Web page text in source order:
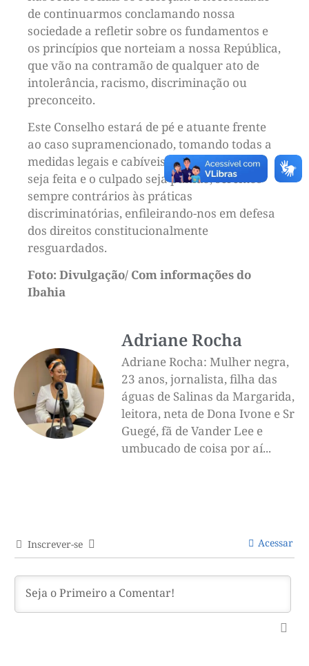
de continuarmos conclamando nossa
sociedade a refletir sobre os fundamentos e
os princípios que norteiam a nossa República,
que vão na contramão de qualquer ato de
intolerância, racismo, discriminação ou
preconceito.
Este Conselho estará de pé e atuante frente
ao caso supramencionado, tomando todas a
medidas legais e cabíveis para que a justiça
seja feita e o culpado seja punido, seremos
sempre contrários às práticas
discriminatórias, enfileirando-nos em defesa
dos direitos constitucionalmente
resguardados.
Foto: Divulgação/ Com informações do
Ibahia
Adriane Rocha
Adriane Rocha: Mulher negra,
23 anos, jornalista, filha das
águas de Salinas da Margarida,
leitora, neta de Dona Ivone e Sr
Guegé, fã de Vander Lee e
umbucado de coisa por aí...
Inscrever-se Acessar